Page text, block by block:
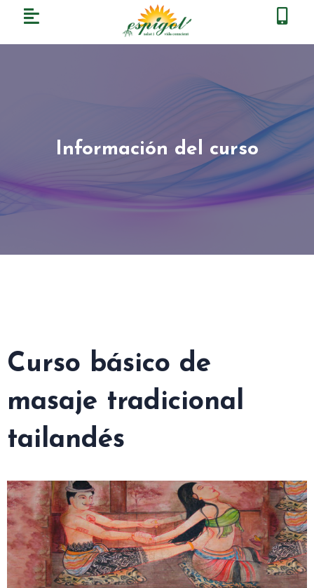
Información del curso
Curso básico de
masaje tradicional
tailandés